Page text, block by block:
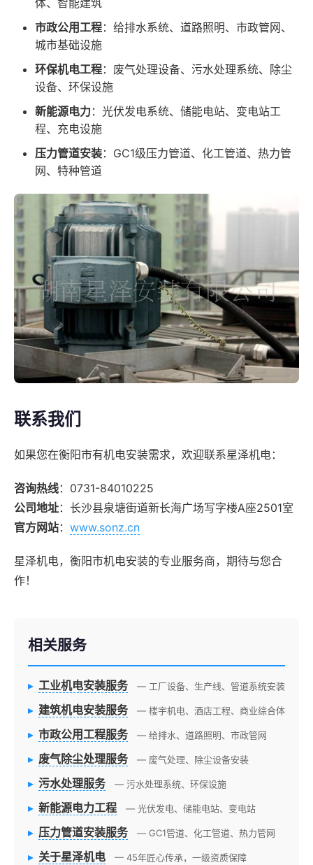
市政公用工程：给排水系统、道路照明、市政管网、
城市基础设施
环保机电工程：废气处理设备、污水处理系统、除尘
设备、环保设施
新能源电力：光伏发电系统、储能电站、变电站工
程、充电设施
压力管道安装：GC1级压力管道、化工管道、热力管
网、特种管道
联系我们
如果您在衡阳市有机电安装需求，欢迎联系星泽机电：
咨询热线：0731-84010225
公司地址：长沙县泉塘街道新长海广场写字楼A座2501室
官方网站： www.sonz.cn
星泽机电，衡阳市机电安装的专业服务商，期待与您合
作！
相关服务
▸ 工业机电安装服务 — 工厂设备、生产线、管道系统安装
▸ 建筑机电安装服务 — 楼宇机电、酒店工程、商业综合体
▸ 市政公用工程服务 — 给排水、道路照明、市政管网
▸ 废气除尘处理服务 — 废气处理、除尘设备安装
▸ 污水处理服务 — 污水处理系统、环保设施
▸ 新能源电力工程 — 光伏发电、储能电站、变电站
▸ 压力管道安装服务 — GC1管道、化工管道、热力管网
▸ 关于星泽机电 — 45年匠心传承，一级资质保障